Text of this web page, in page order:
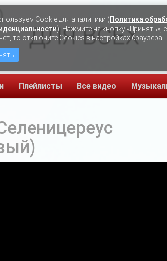
ДЛЯ ВСЕХ
Плейлисты Все видео
Сookie для аналитики (Политика
). Нажмите на кнопку
то отключите Cookies в настройках браузера